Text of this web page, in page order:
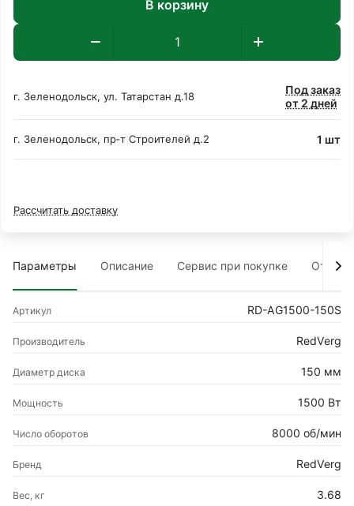
В корзину
г. Зеленодольск, ул. Татарстан д.18
Под заказ
от 2 дней
г. Зеленодольск, пр‑т Строителей д.2 1 шт
Рассчитать доставку
Параметры Описание Сервис при покупке Отзывы
Артикул RD-AG1500-150S
Производитель RedVerg
Диаметр диска 150 мм
Мощность 1500 Вт
Число оборотов 8000 об/мин
Бренд RedVerg
Вес, кг 3.68